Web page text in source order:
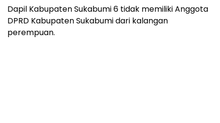
Dapil Kabupaten Sukabumi 6 tidak memiliki Anggota
DPRD Kabupaten Sukabumi dari kalangan
perempuan.